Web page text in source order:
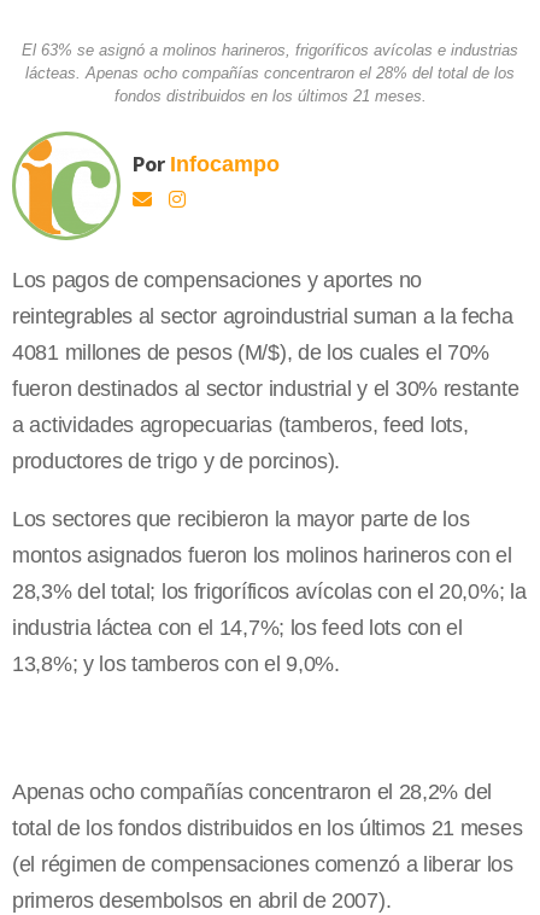
El 63% se asignó a molinos harineros, frigoríficos avícolas e industrias
lácteas. Apenas ocho compañías concentraron el 28% del total de los
fondos distribuidos en los últimos 21 meses.
Por Infocampo
Los pagos de compensaciones y aportes no
reintegrables al sector agroindustrial suman a la fecha
4081 millones de pesos (M/$), de los cuales el 70%
fueron destinados al sector industrial y el 30% restante
a actividades agropecuarias (tamberos, feed lots,
productores de trigo y de porcinos).
Los sectores que recibieron la mayor parte de los
montos asignados fueron los molinos harineros con el
28,3% del total; los frigoríficos avícolas con el 20,0%; la
industria láctea con el 14,7%; los feed lots con el
13,8%; y los tamberos con el 9,0%.
Apenas ocho compañías concentraron el 28,2% del
total de los fondos distribuidos en los últimos 21 meses
(el régimen de compensaciones comenzó a liberar los
primeros desembolsos en abril de 2007).